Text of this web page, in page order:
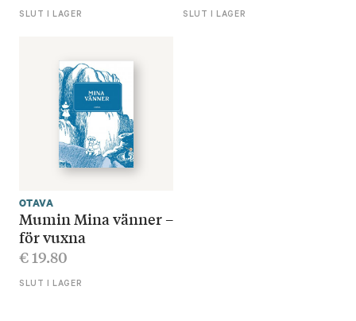
SLUT I LAGER SLUT I LAGER
OTAVA
Mumin Mina vänner –
för vuxna
€19.80
SLUT I LAGER